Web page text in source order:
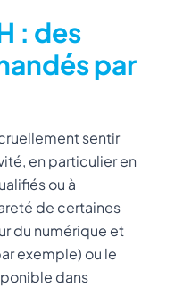
: des
par
sentir
en particulier en
ou à
de certaines
du numérique et
exemple) ou le
dans